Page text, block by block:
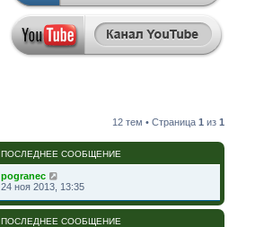
12 тем • Страница1 из1
ПОСЛЕДНЕЕ СООБЩЕНИЕ
pogranec
24 ноя 2013, 13:35
ПОСЛЕДНЕЕ СООБЩЕНИЕ